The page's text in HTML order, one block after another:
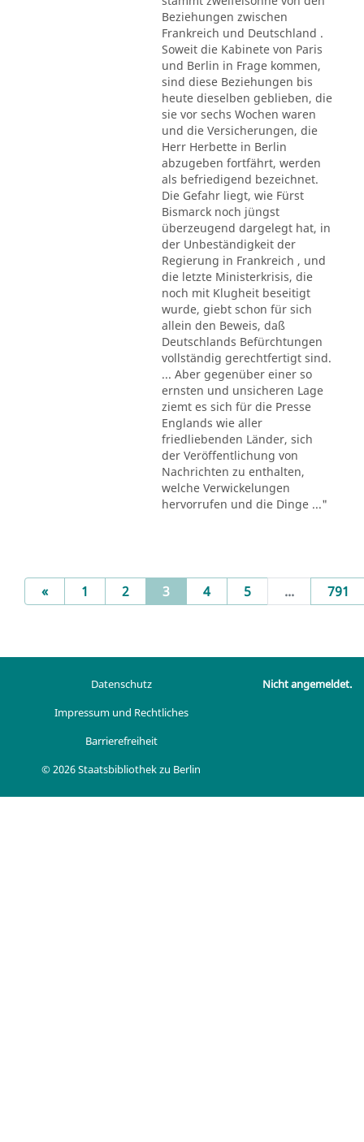
Beziehungen zwischen
Frankreich und Deutschland .
Soweit die Kabinete von Paris
und Berlin in Frage kommen,
sind diese Beziehungen bis
heute dieselben geblieben, die
sie vor sechs Wochen waren
und die Versicherungen, die
Herr Herbette in Berlin
abzugeben fortfährt, werden
als befriedigend bezeichnet.
Die Gefahr liegt, wie Fürst
Bismarck noch jüngst
überzeugend dargelegt hat, in
der Unbeständigkeit der
Regierung in Frankreich , und
die letzte Ministerkrisis, die
noch mit Klugheit beseitigt
wurde, giebt schon für sich
allein den Beweis, daß
Deutschlands Befürchtungen
vollständig gerechtfertigt sind.
... Aber gegenüber einer so
ernsten und unsicheren Lage
ziemt es sich für die Presse
Englands wie aller
friedliebenden Länder, sich
der Veröffentlichung von
Nachrichten zu enthalten,
welche Verwickelungen
hervorrufen und die Dinge ..."
«Previous
1 2 3(current)
4 5 ... 791
Datenschutz
Impressum und Rechtliches
Barrierefreiheit
© 2026 Staatsbibliothek zu Berlin
Nicht angemeldet.